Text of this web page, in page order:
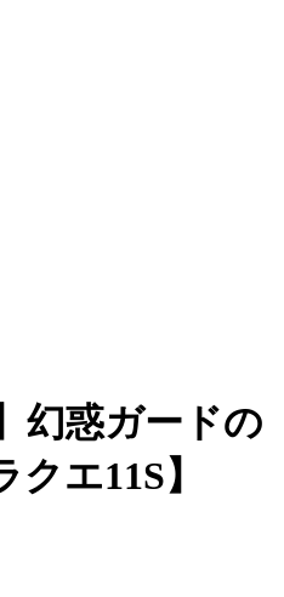
幻惑ガードの
エ11S】